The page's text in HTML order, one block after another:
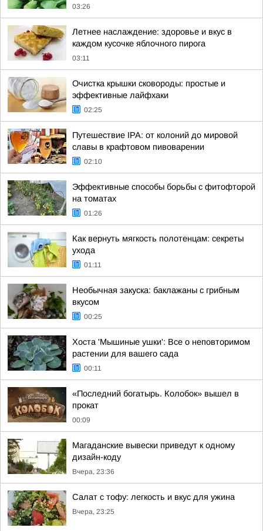
03:26
Летнее наслаждение: здоровье и вкус в
каждом кусочке яблочного пирога
03:11
Очистка крышки сковороды: простые и
эффективные лайфхаки
02:25
Путешествие IPA: от колоний до мировой
славы в крафтовом пивоварении
02:10
Эффективные способы борьбы с фитофторой
на томатах
01:26
Как вернуть мягкость полотенцам: секреты
ухода
01:11
Необычная закуска: баклажаны с грибным
вкусом
00:25
Хоста 'Мышиные ушки': Все о неповторимом
растении для вашего сада
00:11
«Последний богатырь. Колобок» вышел в
прокат
00:09
Магаданские вывески приведут к одному
дизайн-коду
Вчера, 23:36
Салат с тофу: легкость и вкус для ужина
Вчера, 23:25